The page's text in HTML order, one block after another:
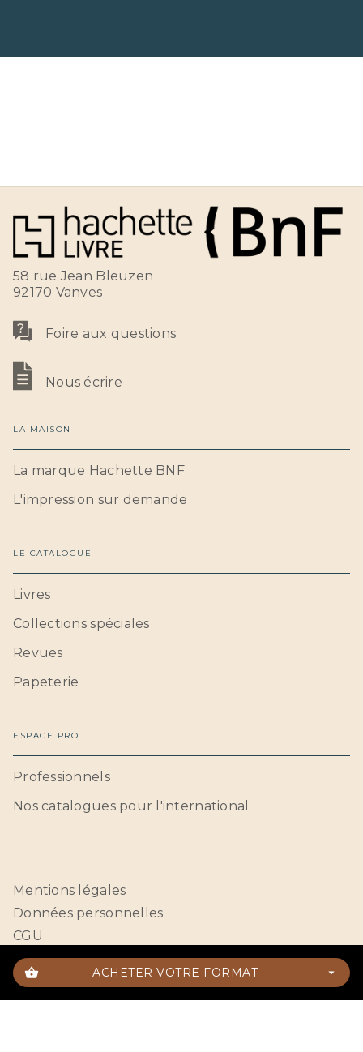
shopping_basket ACHETER VOTRE FORMAT arrow_drop_down
58 rue Jean Bleuzen
92170 Vanves
Foire aux questions
Nous écrire
LA MAISON
La marque Hachette BNF
L'impression sur demande
LE CATALOGUE
Livres
Collections spéciales
Revues
Papeterie
ESPACE PRO
Professionnels
Nos catalogues pour l'international
Mentions légales
Données personnelles
CGU
Paramétrer vos cookies